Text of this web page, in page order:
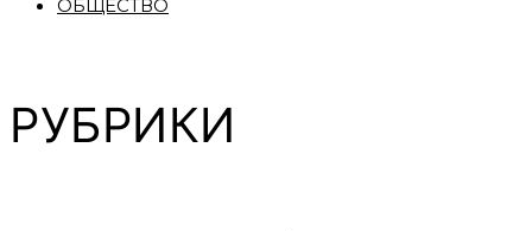
ОБЩЕСТВО
РУБРИКИ